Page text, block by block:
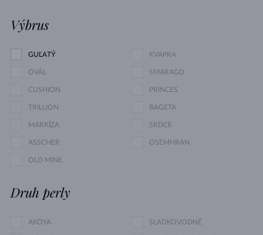
Výbrus
GUĽATÝ KVAPKA
OVÁL SMARAGD
CUSHION PRINCES
TRILLION BAGETA
MARKÍZA SRDCE
ASSCHER OSEMHRAN
OLD MINE
Druh perly
AKOYA SLADKOVODNÉ